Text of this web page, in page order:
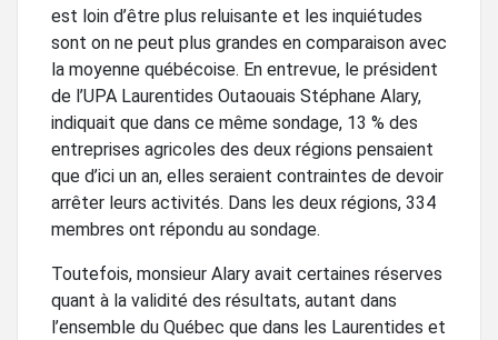
est loin d’être plus reluisante et les inquiétudes
sont on ne peut plus grandes en comparaison avec
la moyenne québécoise. En entrevue, le président
de l’UPA Laurentides Outaouais Stéphane Alary,
indiquait que dans ce même sondage, 13 % des
entreprises agricoles des deux régions pensaient
que d’ici un an, elles seraient contraintes de devoir
arrêter leurs activités. Dans les deux régions, 334
membres ont répondu au sondage.
Toutefois, monsieur Alary avait certaines réserves
quant à la validité des résultats, autant dans
l’ensemble du Québec que dans les Laurentides et